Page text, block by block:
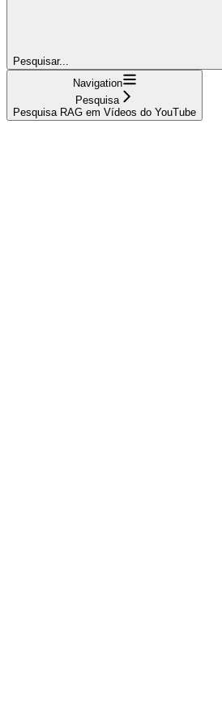
Pesquisar...
Navigation
Pesquisa
Pesquisa RAG em Vídeos do YouTube